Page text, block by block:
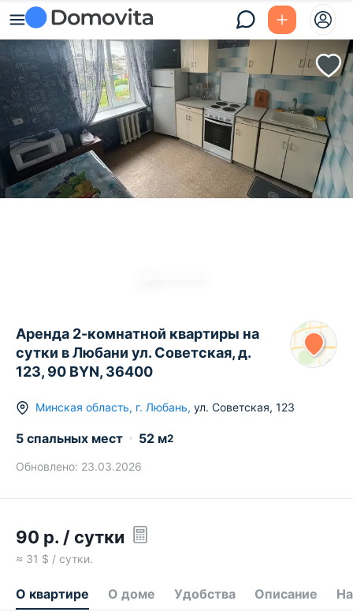
Аренда 2-комнатной квартиры на
сутки в Любани ул. Советская, д.
123, 90 BYN, 36400
Минская область, г. Любань, ул. Советская, 123
5 спальных мест 52 м2
Обновлено: 23.03.2026
90 р. / сутки
≈ 31 $ / сутки.
О квартире О доме Удобства Описание